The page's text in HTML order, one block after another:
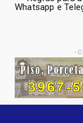
Whatsapp e
-